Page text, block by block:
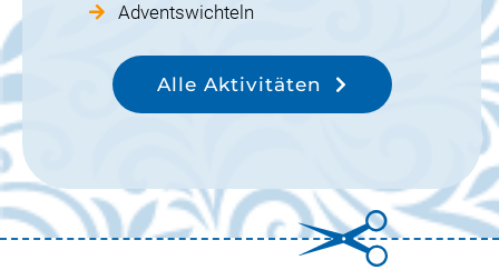
Adventswichteln
Alle Aktivitäten